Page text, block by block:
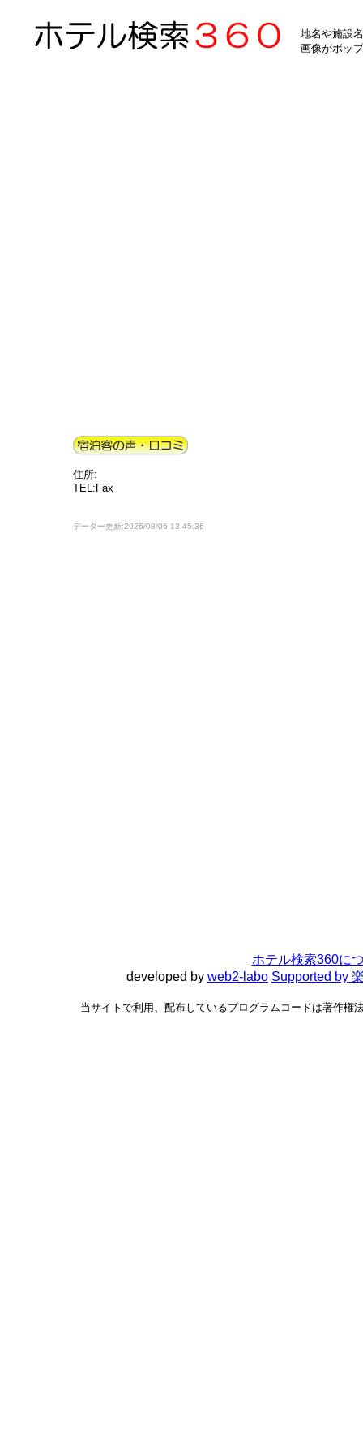
地名や施設
画像がポッ
住所:
TEL:Fax
データー更新:2026/08/06 13:45:36
ホテル検索360に
developed by web2-labo Supported by
当サイトで利用、配布しているプログラムコードは著作